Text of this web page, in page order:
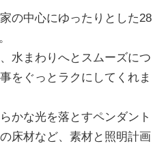
の中心にゆったりとした28
水まわりへとスムーズにつ
をぐっとラクにしてくれま
かな光を落とすペンダント
床材など、素材と照明計画